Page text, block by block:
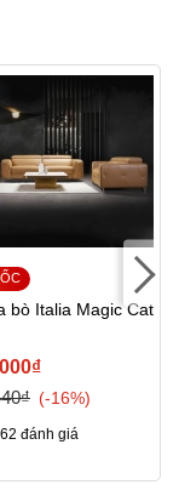
bò Italia Magic Cat
-16%
62 đánh giá